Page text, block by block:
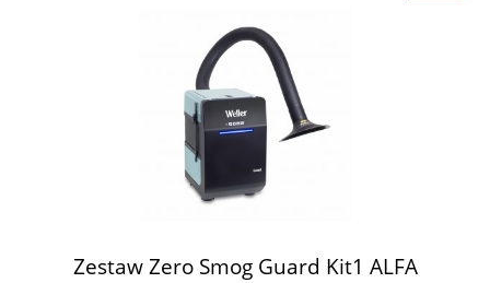
Zestaw Zero Smog Guard Kit1 ALFA